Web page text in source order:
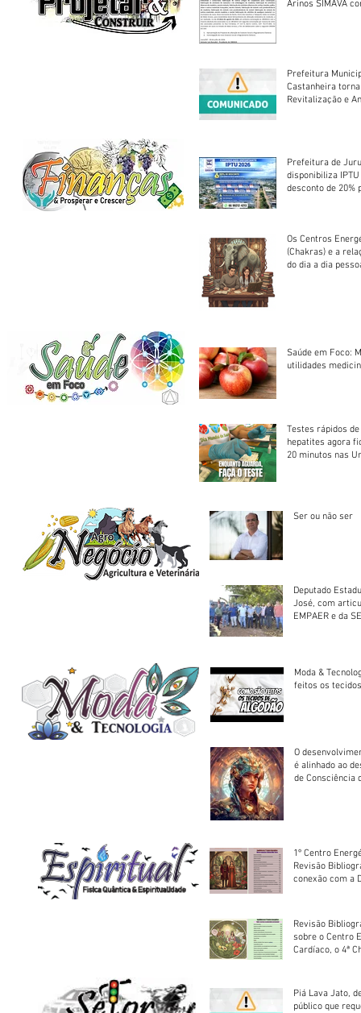
Arinos SIMAVA convoca à
Prefeitura
Castanheira
Revitalização e
Prefeitura de
disponibiliza
desconto de 20%
Os Centros
(Chakras) e a
do dia a dia
Saúde em Foco:
utilidades
Testes rápidos
hepatites agora
20 minutos nas
Ser ou não ser
Deputado
José, com
EMPAER e da
Moda &
feitos os
O
é alinhado ao
de Consciência
1º Centro
Revisão
conexão com a
Revisão
sobre o Centro
Cardíaco, o 4ª
Piá Lava Jato,
público que